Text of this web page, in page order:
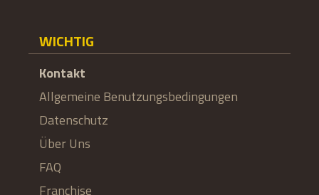
WICHTIG
Kontakt
Allgemeine Benutzungsbedingungen
Datenschutz
Über Uns
FAQ
Franchise